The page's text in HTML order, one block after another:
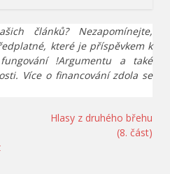
článků? Nezapomínejte,
které je příspěvkem k
!Argumentu a také
Více o financování zdola se
Hlasy z druhého břehu
(8. část)